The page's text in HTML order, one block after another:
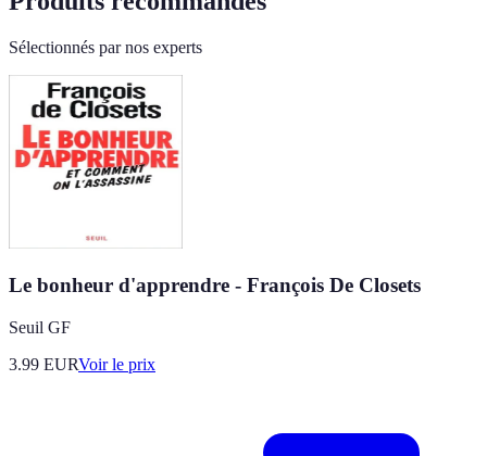
Sélectionnés par nos experts
Le bonheur d'apprendre - François De Closets
Seuil GF
3.99 EURVoir le prix